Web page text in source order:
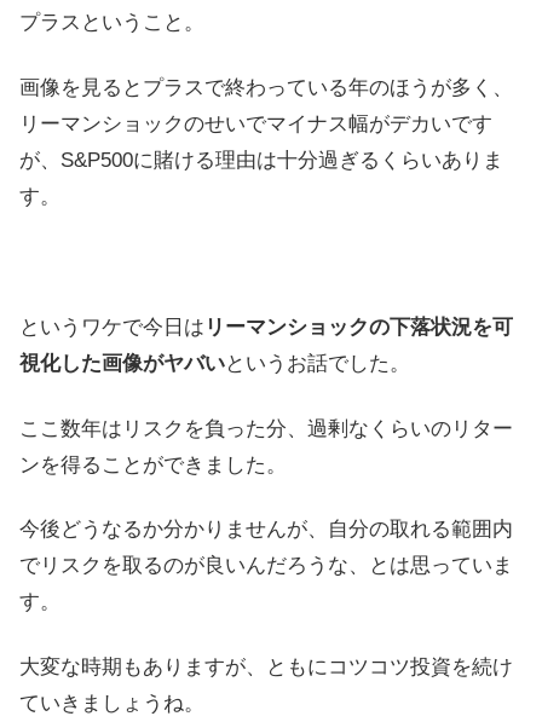
プラスということ。
画像を見るとプラスで終わっている年のほうが多く、
リーマンショックのせいでマイナス幅がデカいです
が、S&P500に賭ける理由は十分過ぎるくらいありま
す。
というワケで今日は リーマンショックの下落状況を可
視化した画像がヤバいというお話でした。
ここ数年はリスクを負った分、過剰なくらいのリター
ンを得ることができました。
今後どうなるか分かりませんが、自分の取れる範囲内
でリスクを取るのが良いんだろうな、とは思っていま
す。
大変な時期もありますが、ともにコツコツ投資を続け
ていきましょうね。